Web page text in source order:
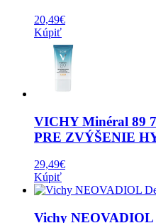
20,49€
Kúpiť
VICHY Minéral 89
PRE ZVÝŠENIE
29,49€
Kúpiť
Vichy NEOVADIOL